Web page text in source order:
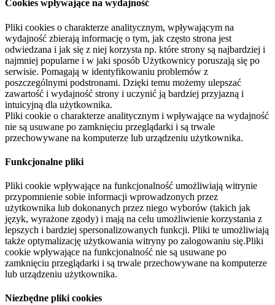
Cookies wpływające na wydajność
Pliki cookies o charakterze analitycznym, wpływającym na
wydajność zbierają informację o tym, jak często strona jest
odwiedzana i jak się z niej korzysta np. które strony są najbardziej i
najmniej popularne i w jaki sposób Użytkownicy poruszają się po
serwisie. Pomagają w identyfikowaniu problemów z
poszczególnymi podstronami. Dzięki temu możemy ulepszać
zawartość i wydajność strony i uczynić ją bardziej przyjazną i
intuicyjną dla użytkownika.
Pliki cookie o charakterze analitycznym i wpływające na wydajność
nie są usuwane po zamknięciu przeglądarki i są trwale
przechowywane na komputerze lub urządzeniu użytkownika.
Funkcjonalne pliki
Pliki cookie wpływające na funkcjonalność umożliwiają witrynie
przypomnienie sobie informacji wprowadzonych przez
użytkownika lub dokonanych przez niego wyborów (takich jak
język, wyrażone zgody) i mają na celu umożliwienie korzystania z
lepszych i bardziej spersonalizowanych funkcji. Pliki te umożliwiają
także optymalizację użytkowania witryny po zalogowaniu się.Pliki
cookie wpływające na funkcjonalność nie są usuwane po
zamknięciu przeglądarki i są trwale przechowywane na komputerze
lub urządzeniu użytkownika.
Niezbędne pliki cookies